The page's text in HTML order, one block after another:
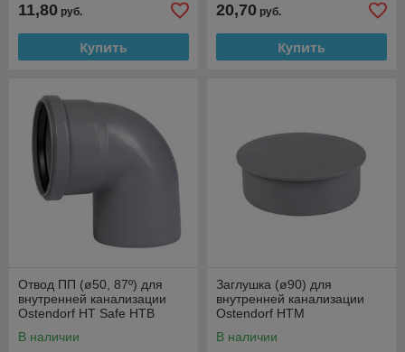
11,80 руб.
Купить
20,70 руб.
Купить
Отвод ПП (ø50, 87º) для
внутренней канализации
Ostendorf HT Safe HTB
В наличии
Заглушка (ø90) для
внутренней канализации
Ostendorf HTM
В наличии